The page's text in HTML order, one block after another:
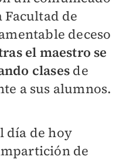
de
deceso
el maestro se
clases de
a sus alumnos.
día de hoy
de